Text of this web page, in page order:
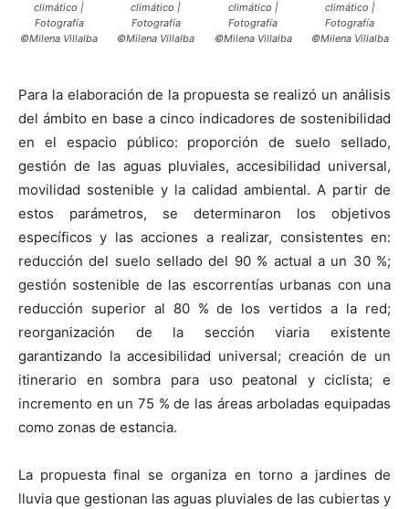
climático |
Fotografía
©Milena Villalba
climático |
Fotografía
©Milena Villalba
climático |
Fotografía
©Milena Villalba
climático |
Fotografía
©Milena Villalba
Para la elaboración de la propuesta se realizó un análisis
del ámbito en base a cinco indicadores de sostenibilidad
en el espacio público: proporción de suelo sellado,
gestión de las aguas pluviales, accesibilidad universal,
movilidad sostenible y la calidad ambiental. A partir de
estos parámetros, se determinaron los objetivos
específicos y las acciones a realizar, consistentes en:
reducción del suelo sellado del 90 % actual a un 30 %;
gestión sostenible de las escorrentías urbanas con una
reducción superior al 80 % de los vertidos a la red;
reorganización de la sección viaria existente
garantizando la accesibilidad universal; creación de un
itinerario en sombra para uso peatonal y ciclista; e
incremento en un 75 % de las áreas arboladas equipadas
como zonas de estancia.
La propuesta final se organiza en torno a jardines de
lluvia que gestionan las aguas pluviales de las cubiertas y